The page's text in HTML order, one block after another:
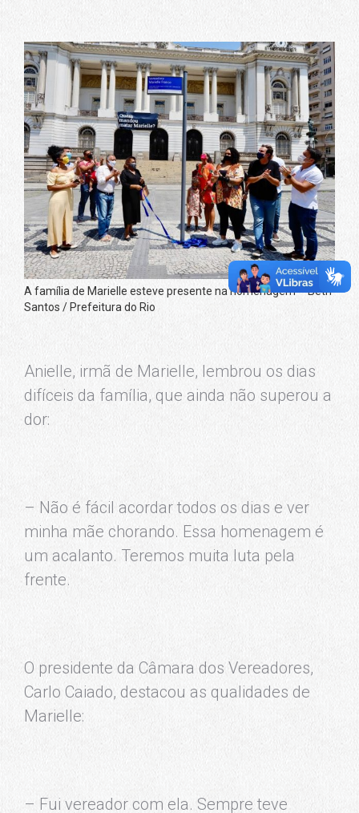
A família de Marielle esteve presente na homenagem – Beth
Santos / Prefeitura do Rio
Anielle, irmã de Marielle, lembrou os dias
difíceis da família, que ainda não superou a
dor:
– Não é fácil acordar todos os dias e ver
minha mãe chorando. Essa homenagem é
um acalanto. Teremos muita luta pela
frente.
O presidente da Câmara dos Vereadores,
Carlo Caiado, destacou as qualidades de
Marielle:
– Fui vereador com ela. Sempre teve